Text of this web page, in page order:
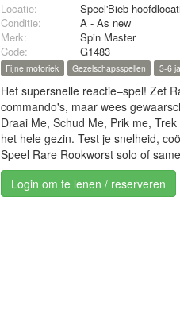
Locatie:
Speel'Bieb
Conditie:
A - As new
Merk:
Spin Master
Code:
G1483
Fijne motoriek Gezelschapsspellen 3-6
Het supersnelle reactie–spel! Zet
commando's, maar wees
Draai Me, Schud Me, Prik me,
het hele gezin. Test je snelheid,
Speel Rare Rookworst solo of
Login om te lenen / reserveren